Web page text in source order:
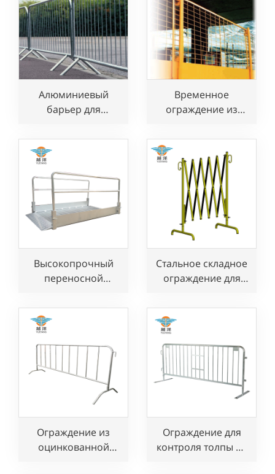
Алюминиевый
барьер для
продажу
Временное
ограждение из
стали для защиты
кромок
Высокопрочный
переносной
разборный трап с
пандусом и
Стальное складное
ограждение для
дорожного
Ограждение из
оцинкованной
Ограждение для
контроля толпы на